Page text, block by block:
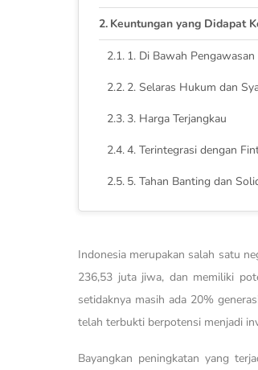
Keuntungan yang Didapat
1. Di Bawah
2. Selaras Hukum dan
3. Harga Terjangkau
4. Terintegrasi dengan
5. Tahan Banting dan
Indonesia merupakan salah satu
236,53 juta jiwa, dan memiliki
setidaknya masih ada 20%
telah terbukti berpotensi menjadi
Bayangkan peningkatan yang